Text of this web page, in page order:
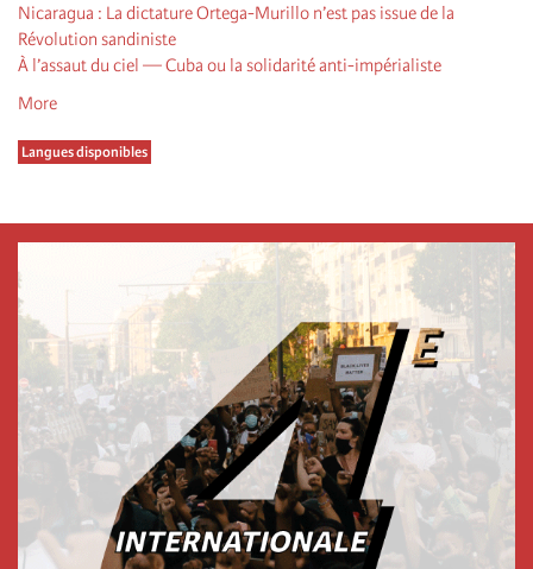
Nicaragua : La dictature Ortega-Murillo n’est pas issue de la
Révolution sandiniste
À l’assaut du ciel — Cuba ou la solidarité anti-impérialiste
More
Langues disponibles